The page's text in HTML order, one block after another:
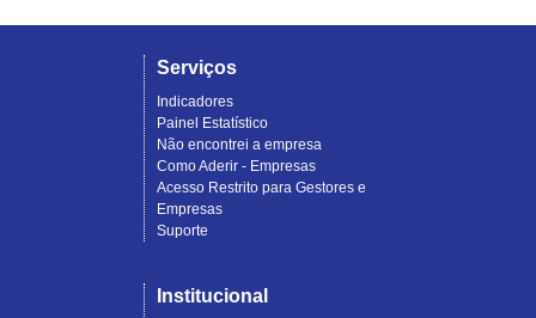
Serviços
Indicadores
Painel Estatístico
Não encontrei a empresa
Como Aderir - Empresas
Acesso Restrito para Gestores e
Empresas
Suporte
Institucional